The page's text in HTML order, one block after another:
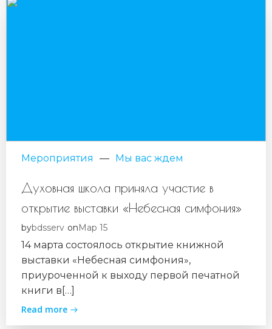
Мероприятия — Мы вас ждем
Духовная школа приняла участие в
открытие выставки «Небесная симфония»
bybdsserv onМар 15
14 марта состоялось открытие книжной
выставки «Небесная cимфония»,
приуроченной к выходу первой печатной
книги в[…]
Read more